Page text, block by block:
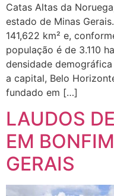
Catas Altas da
estado de Minas
141,622 km² e,
população é de 3.110
densidade
a capital, Belo
fundado em […]
LAUDOS
EM
GERAIS